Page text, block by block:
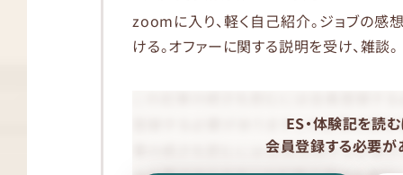
zoomに入り、軽く自己紹介。ジョブの感
ける。オファーに関する説明を受け、雑談。
ES・体験記を読む
会員登録する必要が